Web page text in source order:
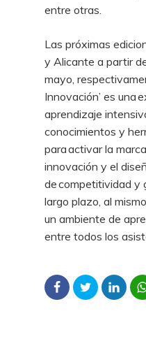
entre otras.
Las próximas
y Alicante a partir
mayo,
Innovación’ es una
aprendizaje
conocimientos y
para activar la
innovación y el
de competitividad y
largo plazo, al
un ambiente de
entre todos los